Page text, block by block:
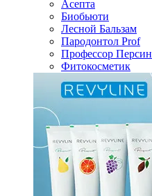
Асепта
Биобьюти
Лесной Бальзам
Пародонтол Prof
Профессор Персин
Фитокосметик